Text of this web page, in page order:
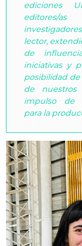
ediciones
lector,
de
iniciativas y
posibilidad
de
impulso de
para la